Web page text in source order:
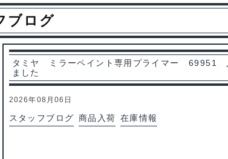
ブログ
タミヤ ミラーペイント専用プライマー 69951
ました
2026年08月06日
スタッフブログ 商品入荷 在庫情報